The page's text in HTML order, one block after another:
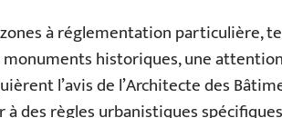
à réglementation particulière,
historiques, une
l’avis de l’Architecte des
des règles urbanistiques